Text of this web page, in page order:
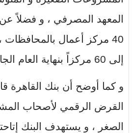
المعهد المصرفي ، و فضلاً
40 مركز أعمال
إلى 60 مركزاً بنهاية العام الجاري.
و كما أوضح أن بنك القاهرة
القرض الرقمي لأصحاب
الصغر ، و يستهدف البنك